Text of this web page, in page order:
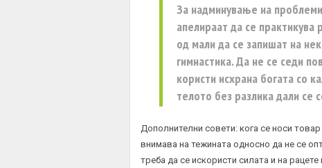
За надминување на
апелираат да се
од мали да се запишат на
гимнастика. Да не се седи
користи исхрана богата со
телото без разлика дали се
Дополнителни совети: кога се носи
внимава на тежината односно да не се
треба да се искористи силата и на